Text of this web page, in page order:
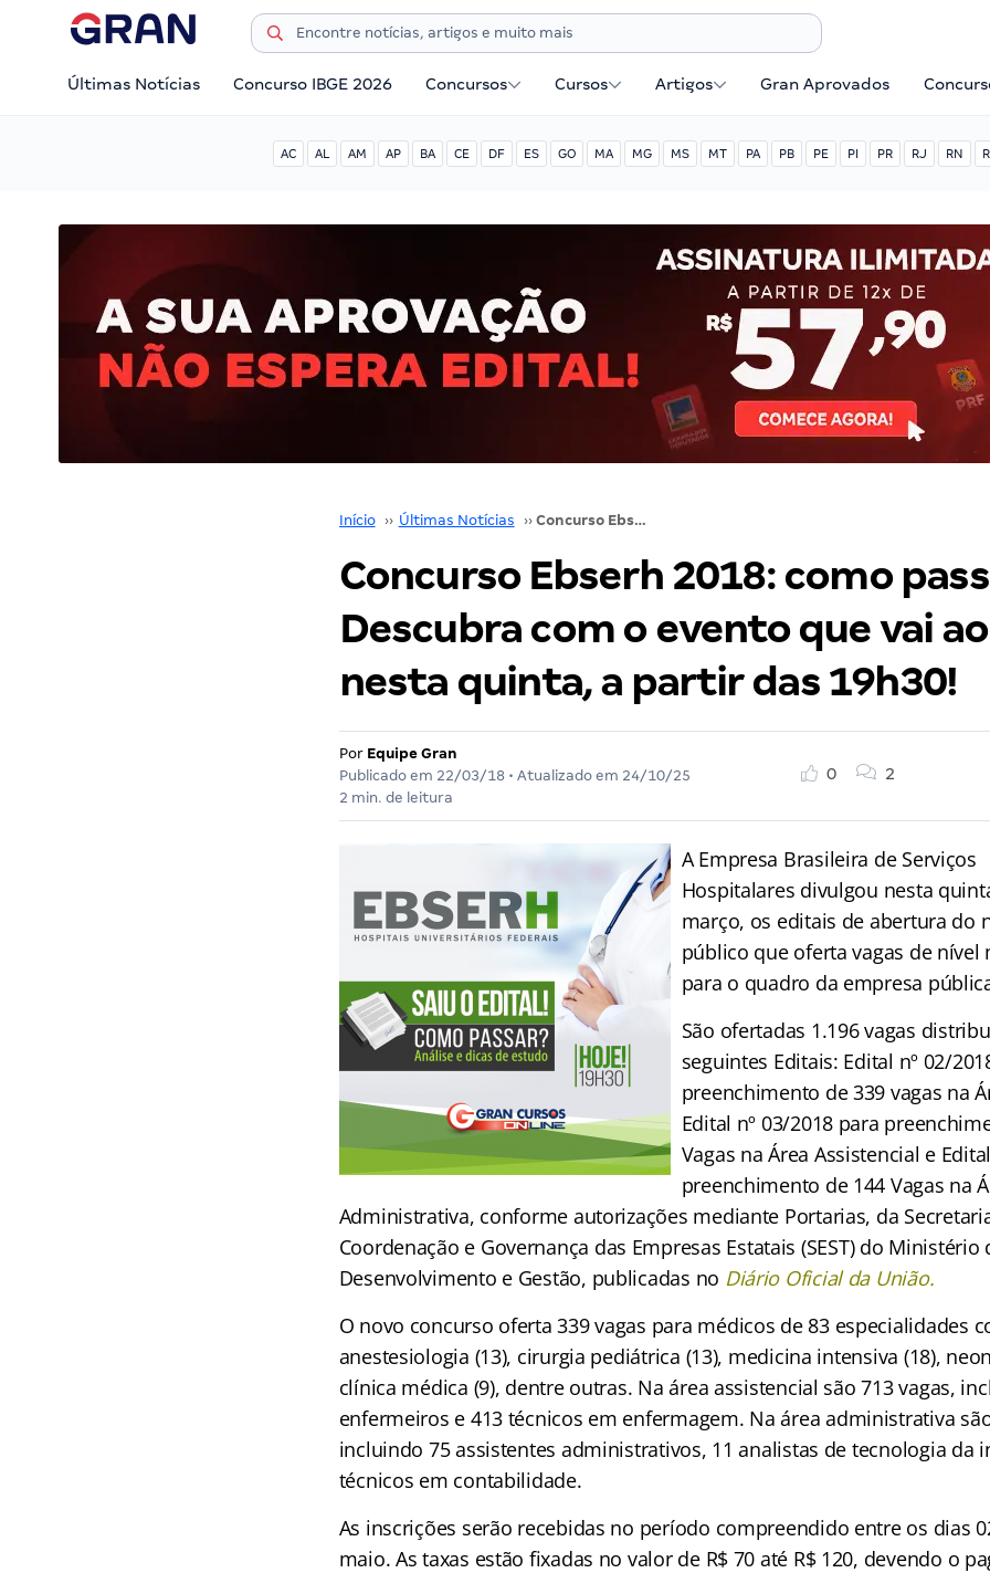
Últimas Notícias Concurso IBGE 2026 Concursos Cursos Artigos Gran Aprovados
AC AL AM AP BA CE DF ES GO MA MG MS MT PA PB PE PI PR RJ RN
Início ›› Últimas Notícias ›› Concurso Ebserh 2018: como passar? Descubra com o evento que vai ao ar nesta quinta, a partir das 19h30!
Concurso Ebserh 2018: como
Descubra com o evento que vai
nesta quinta, a partir das 19h30!
Por Equipe Gran
Publicado em 22/03/18• Atualizado em 24/10/25
2 min. de leitura
0 2
A Empresa Brasileira de Serviços
Hospitalares divulgou nesta
março, os editais de abertura do
público que oferta vagas de
para o quadro da empresa
São ofertadas 1.196 vagas
seguintes Editais: Edital nº 02/
preenchimento de 339 vagas na
Edital nº 03/2018 para
Vagas na Área Assistencial e
preenchimento de 144 Vagas na
Administrativa, conforme autorizações mediante Portarias, da
Coordenação e Governança das Empresas Estatais (SEST) do
Desenvolvimento e Gestão, publicadas no Diário Oficial da União.
O novo concurso oferta 339 vagas para médicos de 83 especialidades
anestesiologia (13), cirurgia pediátrica (13), medicina intensiva (18),
clínica médica (9), dentre outras. Na área assistencial são 713 vagas,
enfermeiros e 413 técnicos em enfermagem. Na área administrativa
incluindo 75 assistentes administrativos, 11 analistas de tecnologia da
técnicos em contabilidade.
As inscrições serão recebidas no período compreendido entre os dias
maio. As taxas estão fixadas no valor de R$ 70 até R$ 120, devendo o